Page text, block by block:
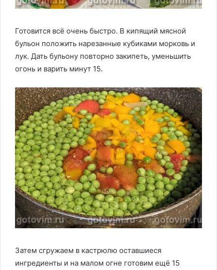
Готовится всё очень быстро. В кипящий мясной
бульон положить нарезанные кубиками морковь и
лук. Дать бульону повторно закипеть, уменьшить
огонь и варить минут 15.
Затем сгружаем в кастрюлю оставшиеся
ингредиенты и на малом огне готовим ещё 15